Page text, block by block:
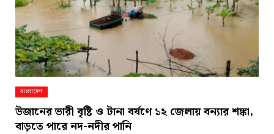
বাংলাদেশ
উজানের ভারী বৃষ্টি ও টানা বর্ষণে ১২ জেলায় বন্যার শঙ্কা,
বাড়তে পারে নদ-নদীর পানি